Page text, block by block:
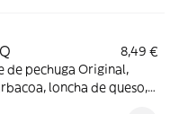
8,49 €
de pechuga Original,
loncha de queso,